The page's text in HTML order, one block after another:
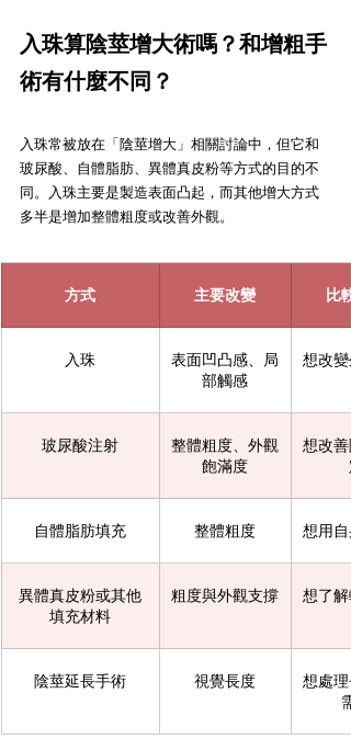
入珠算陰莖增大術嗎？和增粗手
術有什麼不同？
入珠常被放在「陰莖增大」相關討論中，但它和
玻尿酸、自體脂肪、異體真皮粉等方式的目的不
同。入珠主要是製造表面凸起，而其他增大方式
多半是增加整體粗度或改善外觀。
方式 主要改變 比
入珠
表面凹凸感、局
部觸感
想改變
玻尿酸注射
整體粗度、外觀
飽滿度
想改善
自體脂肪填充 整體粗度 想用自
異體真皮粉或其他
填充材料
粗度與外觀支撐 想了解
陰莖延長手術 視覺長度
想處理